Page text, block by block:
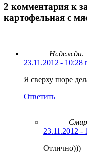
2 комментария к
картофельная с
Надежда:
23.11.2012 - 10:28
Я сверху пюре
Ответить
23.11.2012 -
Отлично)))